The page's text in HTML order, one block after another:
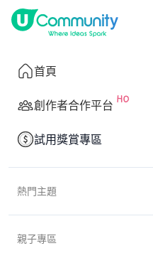
首頁
創作者合作平台
試用獎賞專區
熱門主題
親子專區